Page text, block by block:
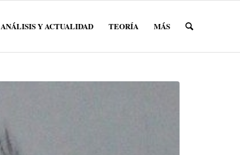
ANÁLISIS Y ACTUALIDAD TEORÍA MÁS